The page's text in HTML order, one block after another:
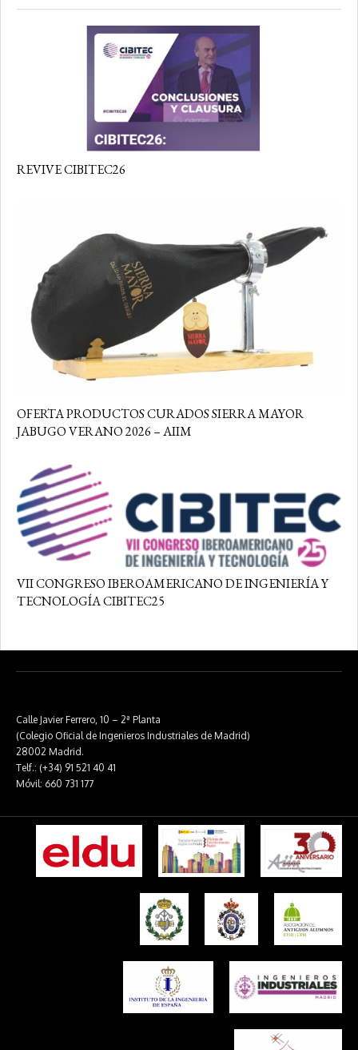
REVIVE CIBITEC26
OFERTA PRODUCTOS CURADOS SIERRA MAYOR
JABUGO VERANO 2026 – AIIM
VII CONGRESO IBEROAMERICANO DE INGENIERÍA Y
TECNOLOGÍA CIBITEC25
Calle Javier Ferrero, 10 – 2ª Planta
(Colegio Oficial de Ingenieros Industriales de Madrid)
28002 Madrid.
Telf.: (+34) 91 521 40 41
Móvil: 660 731 177